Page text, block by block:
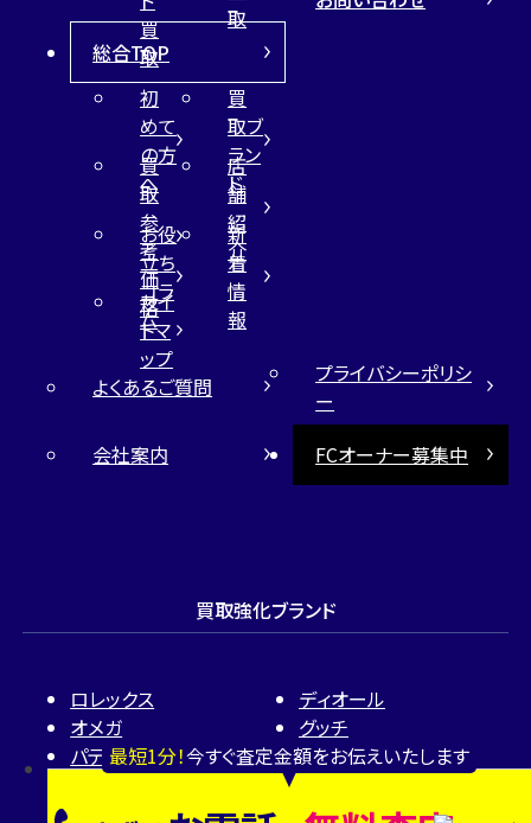
最短1分！今すぐ査定金額をお伝えいたします
取
買
取
総合TOP
初
めて
の方
へ
買
取ブ
ラン
ド
買
取
参
考
価
格
店
舗
紹
介
お役
立ち
コラ
ム
新
着
情
報
サイ
トマ
ップ
よくあるご質問
プライバシーポリシ
ー
会社案内
FCオーナー募集中
買取強化ブランド
ロレックス
オメガ
パテック フィリップ
ヴァシュロン・コンスタン
ディオール
グッチ
カルティエ
ハリー・ウィンストン